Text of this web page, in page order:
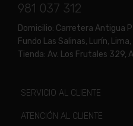
981 037 312
Domicilio: Carretera Antigua
Fundo Las Salinas, Lurín, Lima,
Tienda: Av. Los Frutales 329,
SERVICIO AL CLIENTE
ATENCIÓN AL CLIENTE